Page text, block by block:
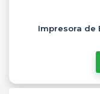
Impresora de